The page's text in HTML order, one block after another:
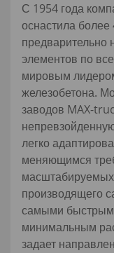
С 1954 года
оснастила более
элементов по
мировым
железобетона.
заводов MAX-
легко
меняющимся
производящего
самыми
минимальным
задает